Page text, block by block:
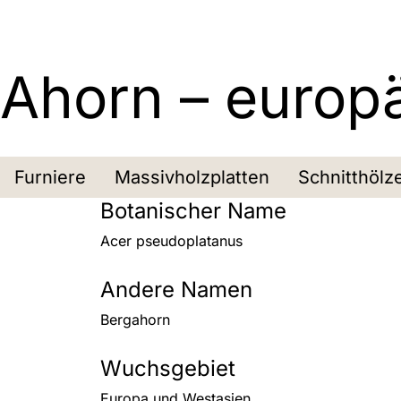
Ahorn –
Furniere Massivholzplatten
Botanischer Name
Acer pseudoplatanus
Andere Namen
Bergahorn
Wuchsgebiet